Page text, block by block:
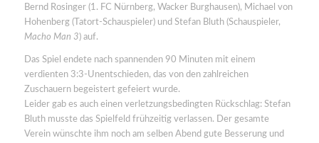
Bernd Rosinger (1. FC Nürnberg, Wacker Burghausen), Michael von
Hohenberg (Tatort-Schauspieler) und Stefan Bluth (Schauspieler,
Macho Man 3) auf.
Das Spiel endete nach spannenden 90 Minuten mit einem
verdienten 3:3-Unentschieden, das von den zahlreichen
Zuschauern begeistert gefeiert wurde.
Leider gab es auch einen verletzungsbedingten Rückschlag: Stefan
Bluth musste das Spielfeld frühzeitig verlassen. Der gesamte
Verein wünschte ihm noch am selben Abend gute Besserung und